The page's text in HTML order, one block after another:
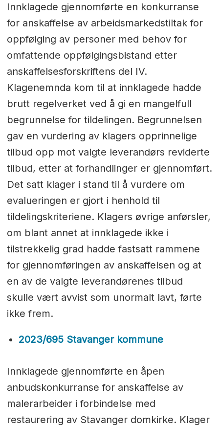
Innklagede gjennomførte en konkurranse
for anskaffelse av arbeidsmarkedstiltak for
oppfølging av personer med behov for
omfattende oppfølgingsbistand etter
anskaffelsesforskriftens del IV.
Klagenemnda kom til at innklagede hadde
brutt regelverket ved å gi en mangelfull
begrunnelse for tildelingen. Begrunnelsen
gav en vurdering av klagers opprinnelige
tilbud opp mot valgte leverandørs reviderte
tilbud, etter at forhandlinger er gjennomført.
Det satt klager i stand til å vurdere om
evalueringen er gjort i henhold til
tildelingskriteriene. Klagers øvrige anførsler,
om blant annet at innklagede ikke i
tilstrekkelig grad hadde fastsatt rammene
for gjennomføringen av anskaffelsen og at
en av de valgte leverandørenes tilbud
skulle vært avvist som unormalt lavt, førte
ikke frem.
2023/695 Stavanger kommune
Innklagede gjennomførte en åpen
anbudskonkurranse for anskaffelse av
malerarbeider i forbindelse med
restaurering av Stavanger domkirke. Klager